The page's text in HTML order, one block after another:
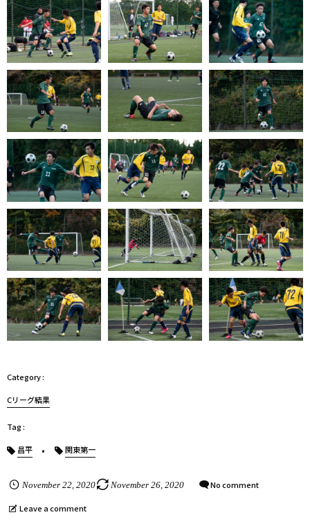
Cリーグ結果
昌平 関東第一
November 22, 2020 November 26, 2020 No comment
Leave a comment